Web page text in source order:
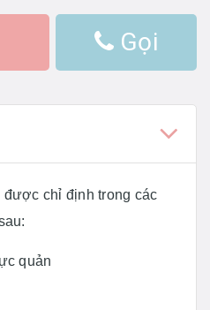
Gọi
chỉ định trong các
quản